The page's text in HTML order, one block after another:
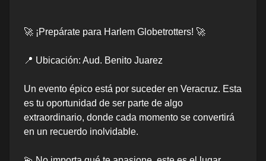
🚀 ¡Prepárate para Harlem Globetrotters! 🚀
📍 Ubicación: Aud. Benito Juarez
Un evento épico está por suceder en Veracruz. Esta
es tu oportunidad de ser parte de algo
extraordinario, donde cada momento se convertirá
en un recuerdo inolvidable.